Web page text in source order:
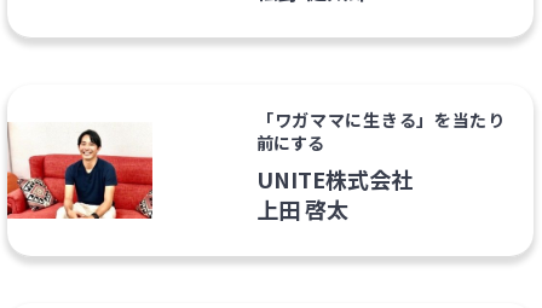
「ワガママに生きる」を当たり
前にする
UNITE株式会社
上田 啓太